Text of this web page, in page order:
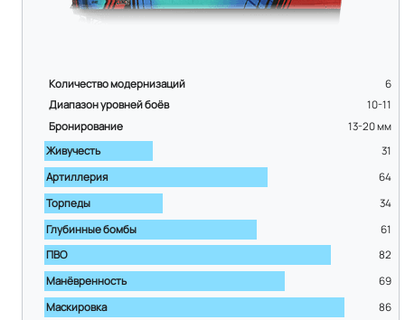
Количество модернизаций
6
Диапазон уровней боёв
10-11
Бронирование
13-20мм
Живучесть
31
Артиллерия
64
Торпеды
34
Глубинные бомбы
61
ПВО
82
Манёвренность
69
Маскировка
86